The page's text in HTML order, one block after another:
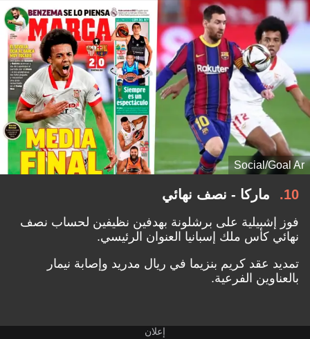
Social/Goal Ar
10 ماركا - نصف نهائي
فوز إشبيلية على برشلونة بهدفين نظيفين لحساب نصف
نهائي كأس ملك إسبانيا العنوان الرئيسي.
تمديد عقد كريم بنزيما في ريال مدريد وإصابة نيمار
بالعناوين الفرعية.